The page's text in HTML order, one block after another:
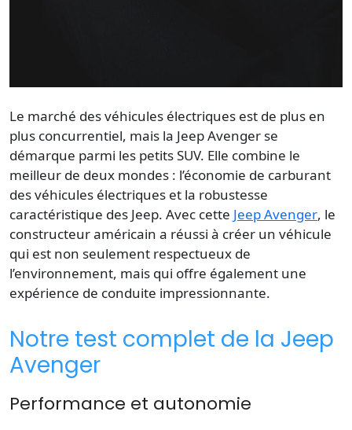
Le marché des véhicules électriques est de plus en
plus concurrentiel, mais la Jeep Avenger se
démarque parmi les petits SUV. Elle combine le
meilleur de deux mondes : l’économie de carburant
des véhicules électriques et la robustesse
caractéristique des Jeep. Avec cette Jeep Avenger, le
constructeur américain a réussi à créer un véhicule
qui est non seulement respectueux de
l’environnement, mais qui offre également une
expérience de conduite impressionnante.
Notre test complet de la Jeep
Avenger
Performance et autonomie